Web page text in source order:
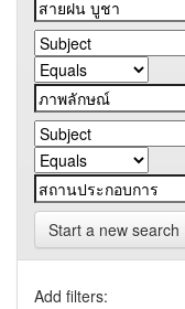
Start a new search
Add filters: